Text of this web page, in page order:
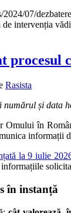
07/
intervenția
Rasista
numărul și data
Omului în
informații
la 9 iulie
în instanță